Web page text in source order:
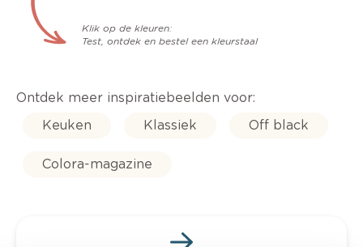
Klik op de kleuren:
Test, ontdek en bestel een kleurstaal
Ontdek meer inspiratiebeelden voor:
Keuken
Klassiek Off black
Colora-magazine